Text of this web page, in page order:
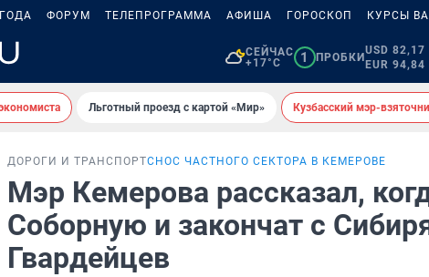
ФОРУМ ТЕЛЕПРОГРАММА АФИША ГОРОСКОП КУРСЫ
СЕЙЧАС
+17°C
1 ПРОБКИ
USD 82,17
EUR 94,84
Льготный проезд с картой «Мир» Кузбасский мэр-
ДОРОГИ И ТРАНСПОРТСНОС ЧАСТНОГО СЕКТОРА В КЕМЕРОВЕ
Мэр Кемерова рассказал,
Соборную и закончат с
Гвардейцев